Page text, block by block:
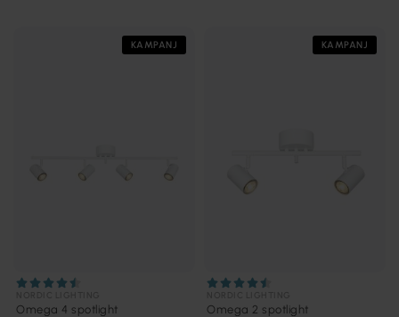
KAMPANJ
Omega 4 spotlight
KAMPANJ
Omega 2 spotlight